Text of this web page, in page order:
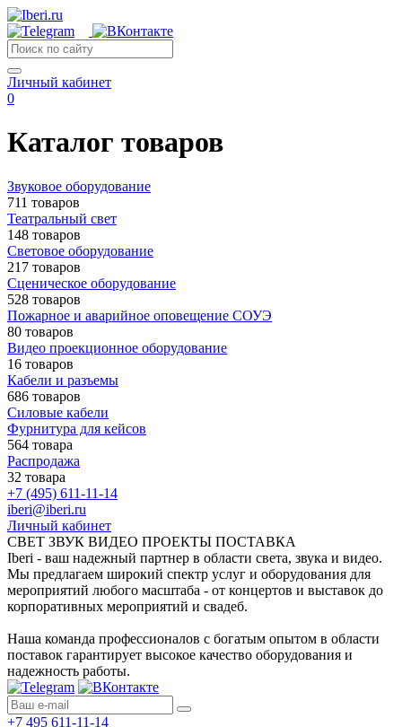
Личный кабинет
0
Каталог товаров
Звуковое оборудование
711 товаров
Театральный свет
148 товаров
Световое оборудование
217 товаров
Сценическое оборудование
528 товаров
Пожарное и аварийное оповещение СОУЭ
80 товаров
Видео проекционное оборудование
16 товаров
Кабели и разъемы
686 товаров
Силовые кабели
Фурнитура для кейсов
564 товара
Распродажа
32 товара
+7 (495) 611-11-14
iberi@iberi.ru
Личный кабинет
СВЕТ ЗВУК ВИДЕО ПРОЕКТЫ ПОСТАВКА
Iberi - ваш надежный партнер в области света, звука и видео.
Мы предлагаем широкий спектр услуг и оборудования для
мероприятий любого масштаба - от концертов и выставок до
корпоративных мероприятий и свадеб.
Наша команда профессионалов с богатым опытом в области
поставок гарантирует высокое качество оборудования и
надежность работы.
+7 495 611-11-14